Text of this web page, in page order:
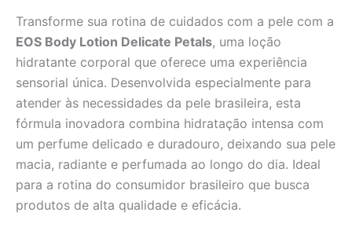
Transforme sua rotina de cuidados com a pele com a
EOS Body Lotion Delicate Petals, uma loção
hidratante corporal que oferece uma experiência
sensorial única. Desenvolvida especialmente para
atender às necessidades da pele brasileira, esta
fórmula inovadora combina hidratação intensa com
um perfume delicado e duradouro, deixando sua pele
macia, radiante e perfumada ao longo do dia. Ideal
para a rotina do consumidor brasileiro que busca
produtos de alta qualidade e eficácia.